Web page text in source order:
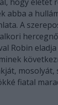
hogy
abba a
A
Robin
mosolyát,
fiatal